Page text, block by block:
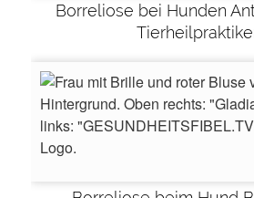
Borreliose bei Hunden